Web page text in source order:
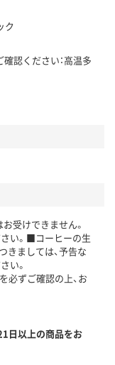
ク
認ください：高温多
受けできません。
い。■コーヒーの生
きましては、予告な
い。
を必ずご確認の上、お
日以上の商品をお